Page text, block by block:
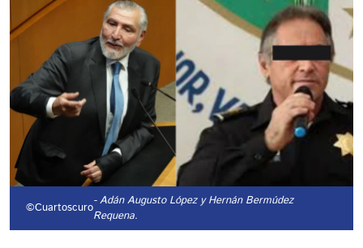
©Cuartoscuro- Adán Augusto López y Hernán Bermúdez
Requena.